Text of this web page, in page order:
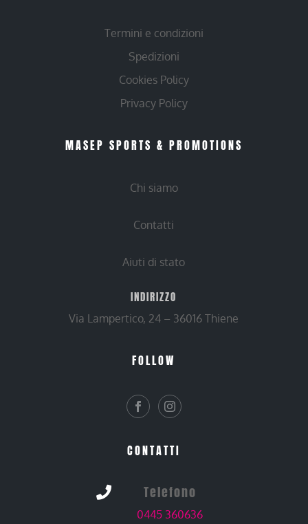
Termini e condizioni
Spedizioni
Cookies Policy
Privacy Policy
MASEP SPORTS & PROMOTIONS
Chi siamo
Contatti
Aiuti di stato
INDIRIZZO
Via Lampertico, 24 – 36016 Thiene
FOLLOW
CONTATTI
 Telefono
0445 360636